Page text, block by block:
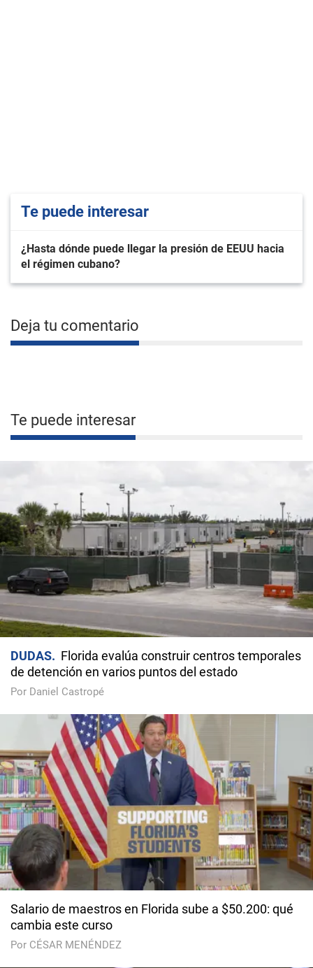
Te puede interesar
¿Hasta dónde puede llegar la presión de EEUU hacia
el régimen cubano?
Deja tu comentario
Te puede interesar
DUDAS
Florida evalúa construir centros temporales
de detención en varios puntos del estado
Por Daniel Castropé
Salario de maestros en Florida sube a $50.200: qué
cambia este curso
Por CÉSAR MENÉNDEZ